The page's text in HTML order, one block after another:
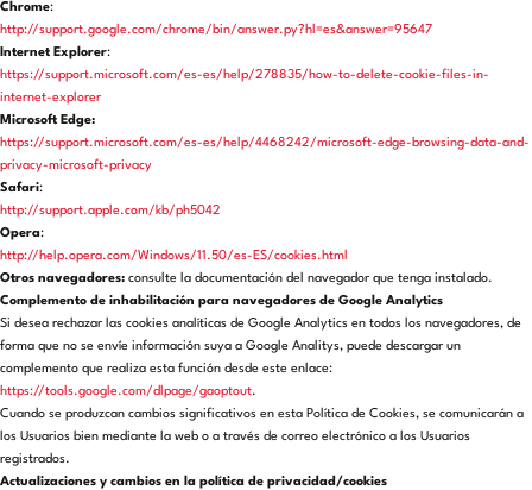
Chrome:
http://support.google.com/chrome/bin/answer.py?hl=es&answer=95647
Internet Explorer:
https://support.microsoft.com/es-es/help/278835/how-to-delete-cookie-files-in-
internet-explorer
Microsoft Edge:
https://support.microsoft.com/es-es/help/4468242/microsoft-edge-browsing-data-and-
privacy-microsoft-privacy
Safari:
http://support.apple.com/kb/ph5042
Opera:
http://help.opera.com/Windows/11.50/es-ES/cookies.html
Otros navegadores: consulte la documentación del navegador que tenga instalado.
Complemento de inhabilitación para navegadores de Google Analytics
Si desea rechazar las cookies analíticas de Google Analytics en todos los navegadores, de
forma que no se envíe información suya a Google Analitys, puede descargar un
complemento que realiza esta función desde este enlace:
https://tools.google.com/dlpage/gaoptout.
Cuando se produzcan cambios significativos en esta Política de Cookies, se comunicarán a
los Usuarios bien mediante la web o a través de correo electrónico a los Usuarios
registrados.
Actualizaciones y cambios en la política de privacidad/cookies